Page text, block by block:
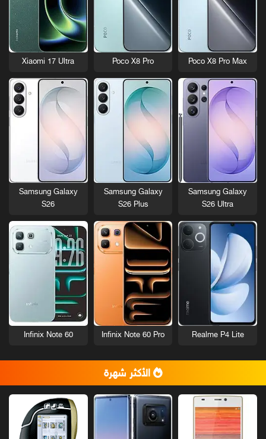
Poco X8 Pro Max
Poco X8 Pro
Xiaomi 17 Ultra
Samsung Galaxy
S26 Ultra
Samsung Galaxy
S26 Plus
Samsung Galaxy
S26
Realme P4 Lite
Infinix Note 60 Pro
Infinix Note 60
الأكثر شهرة